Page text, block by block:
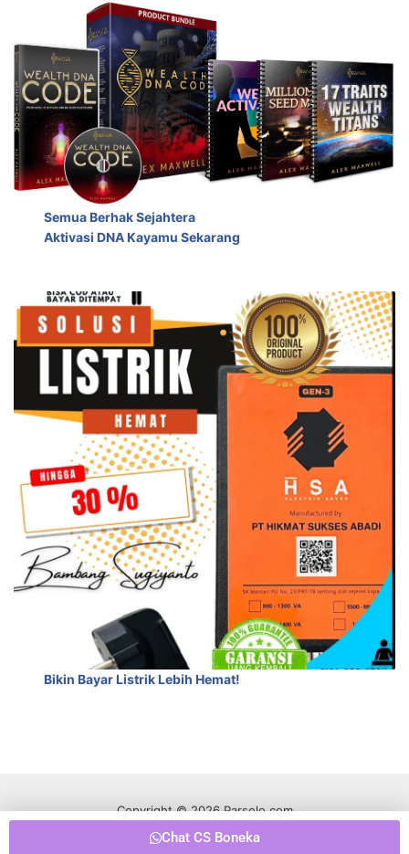
Semua Berhak Sejahtera
Aktivasi DNA Kayamu Sekarang
Bikin Bayar Listrik Lebih Hemat!
Copyright © 2026 Parselo.com
Chat CS Boneka